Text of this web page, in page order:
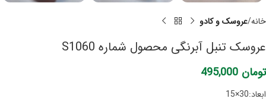
خانه عروسک و کادو
عروسک تنبل آبرنگی محصول شماره S1060
تومان
ابعاد:30×15